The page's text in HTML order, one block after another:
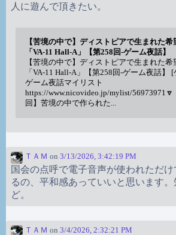
人に遊んで頂きたい。
【苦境の中で】ディストピアで生まれた希
「VA-11 Hall-A」【第258回-ゲーム夜話】
【苦境の中で】ディストピアで生まれた希
「VA-11 Hall-A」【第258回-ゲーム夜話】
ゲーム夜話マイリスト
https://www.nicovideo.jp/mylist/56973971🔽
回】苦境の中で作られた...
ＴＡＭ on 3/13/2026, 3:42:19 PM
国会の点呼で電子音声が使われただ
るの、平和感あっていいと思います。
ど。
ＴＡＭ on 3/4/2026, 2:32:21 PM